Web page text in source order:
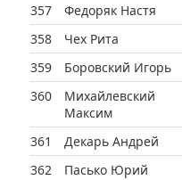
357
Федоряк Настя
358
Чех Рита
359
Боровский Игорь
360
Михайлевский
Максим
361 Декарь Андрей
362
Пасько Юрий